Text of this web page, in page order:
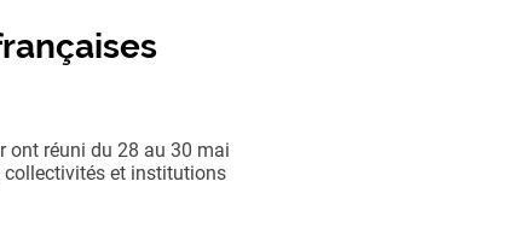
ont réuni du 28 au 30 mai
collectivités et institutions